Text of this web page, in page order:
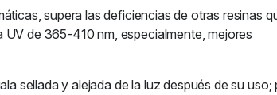
supera las deficiencias de otras resinas
de 365-410 nm, especialmente, mejores
sellada y alejada de la luz después de su uso;